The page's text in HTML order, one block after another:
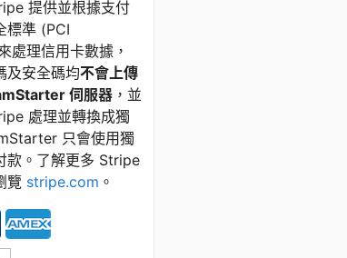
提供並根據支付
標準 ​(​PCI
處理信用卡數據，
及安全碼均不會上傳
伺服器 ，並
處理並轉換成獨
只會使用獨
款。了解更多 Stripe
覽 stripe.com 。